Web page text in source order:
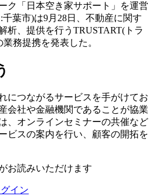
ク「日本空き家サポート」を運営
葉市)は9月28日、不動産に関す
析、提供を行うTRUSTART(トラ
務提携を発表した。
につながるサービスを手がけてお
会社や金融機関であることが協業
、オンラインセミナーの共催など
ビスの案内を行い、顧客の開拓を
お読みいただけます
イン